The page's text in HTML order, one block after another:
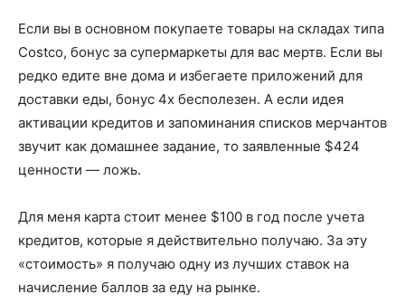
Если вы в основном покупаете товары на складах типа
Costco, бонус за супермаркеты для вас мертв. Если вы
редко едите вне дома и избегаете приложений для
доставки еды, бонус 4x бесполезен. А если идея
активации кредитов и запоминания списков мерчантов
звучит как домашнее задание, то заявленные $424
ценности — ложь.
Для меня карта стоит менее $100 в год после учета
кредитов, которые я действительно получаю. За эту
«стоимость» я получаю одну из лучших ставок на
начисление баллов за еду на рынке.